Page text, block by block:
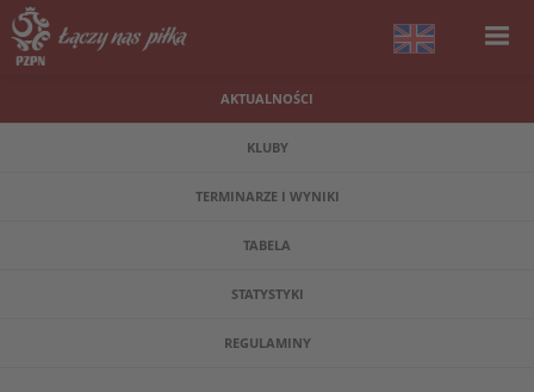
AKTUALNOŚCI
KLUBY
TERMINARZE I WYNIKI
TABELA
STATYSTYKI
REGULAMINY